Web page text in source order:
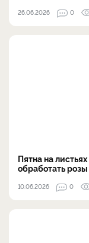
26.06.2026 0
Пятна на
обработать
10.06.2026 0